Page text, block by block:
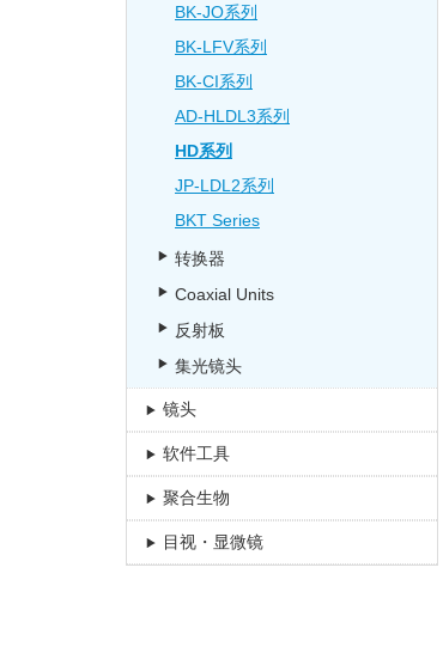
BK-JO系列
BK-LFV系列
BK-CI系列
AD-HLDL3系列
HD系列
JP-LDL2系列
BKT Series
转换器
Coaxial Units
反射板
集光镜头
镜头
软件工具
聚合生物
目视・显微镜